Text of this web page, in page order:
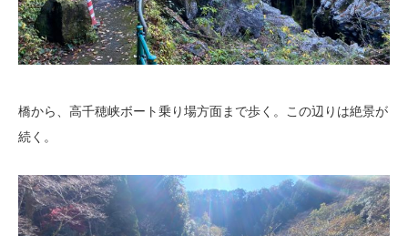
橋から、高千穂峡ボート乗り場方面まで歩く。この辺りは絶景が
続く。